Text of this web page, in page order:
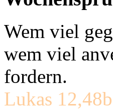
Wem viel
wem viel
fordern.
Lukas 12,48b